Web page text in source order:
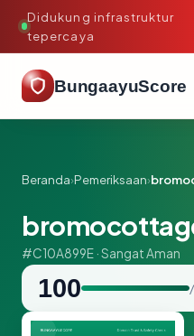
Didukung infrastruktur
tepercaya
BungaayuScore
Beranda›Pemeriksaan›
#C10A899E · Sangat Aman
100